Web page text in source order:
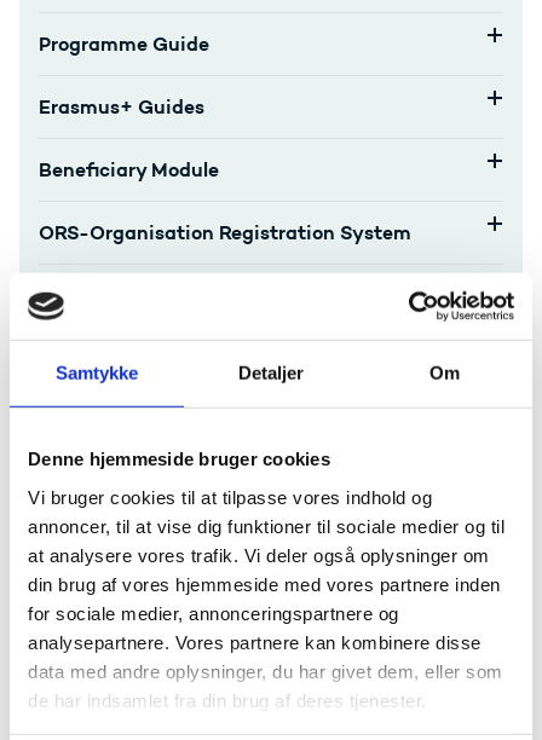
Samtykke Detaljer Om
Denne hjemmeside bruger cookies
Vi bruger cookies til at tilpasse vores indhold og
annoncer, til at vise dig funktioner til sociale medier og til
at analysere vores trafik. Vi deler også oplysninger om
din brug af vores hjemmeside med vores partnere inden
for sociale medier, annonceringspartnere og
analysepartnere. Vores partnere kan kombinere disse
data med andre oplysninger, du har givet dem, eller som
de har indsamlet fra din brug af deres tjenester.
Programme Guide
Erasmus+ Guides
Beneficiary Module
ORS-Organisation Registration System
Formidling af dit projekt
Behandling af data og personoplysninger
Klagevejledning
Hjælp til administration
Har du spørgsmål til afrapportering eller bilag,